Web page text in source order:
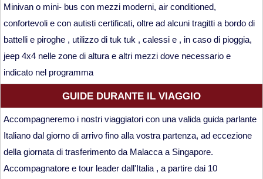
Minivan o mini- bus con mezzi moderni, air conditioned,
confortevoli e con autisti certificati, oltre ad alcuni tragitti a bordo di
battelli e piroghe , utilizzo di tuk tuk , calessi e , in caso di pioggia,
jeep 4x4 nelle zone di altura e altri mezzi dove necessario e
indicato nel programma
GUIDE DURANTE IL VIAGGIO
Accompagneremo i nostri viaggiatori con una valida guida parlante
Italiano dal giorno di arrivo fino alla vostra partenza, ad eccezione
della giornata di trasferimento da Malacca a Singapore.
Accompagnatore e tour leader dall'Italia , a partire dai 10